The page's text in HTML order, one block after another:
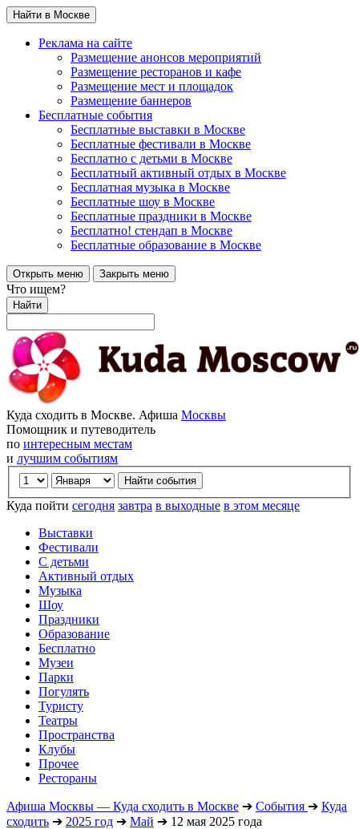
Найти в Москве
Реклама на сайте
Размещение анонсов мероприятий
Размещение ресторанов и кафе
Размещение мест и площадок
Размещение баннеров
Бесплатные события
Бесплатные выставки в Москве
Бесплатные фестивали в Москве
Бесплатно с детьми в Москве
Бесплатный активный отдых в Москве
Бесплатная музыка в Москве
Бесплатные шоу в Москве
Бесплатные праздники в Москве
Бесплатно! стендап в Москве
Бесплатные образование в Москве
Открыть меню Закрыть меню
Что ищем?
Найти
Куда сходить в Москве. Афиша Москвы
Помощник и путеводитель
по интересным местам
и лучшим событиям
Куда пойти сегодня завтра в выходные в этом месяце
Выставки
Фестивали
С детьми
Активный отдых
Музыка
Шоу
Праздники
Образование
Бесплатно
Музеи
Парки
Погулять
Туристу
Театры
Пространства
Клубы
Прочее
Рестораны
Афиша Москвы — Куда сходить в Москве ➔ События ➔ Куда
сходить ➔ 2025 год ➔ Май ➔ 12 мая 2025 года